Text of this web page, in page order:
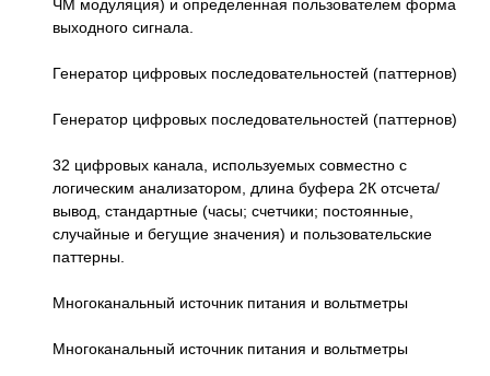
ЧМ модуляция) и определенная пользователем форма
выходного сигнала.
Генератор цифровых последовательностей (паттернов)
Генератор цифровых последовательностей (паттернов)
32 цифровых канала, используемых совместно с
логическим анализатором, длина буфера 2К отсчета/
вывод, стандартные (часы; счетчики; постоянные,
случайные и бегущие значения) и пользовательские
паттерны.
Многоканальный источник питания и вольтметры
Многоканальный источник питания и вольтметры